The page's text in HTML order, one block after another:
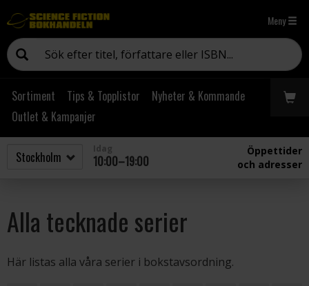
Meny
Sortiment Tips & Topplistor
Nyheter & Kommande
Outlet & Kampanjer
10:00–19:00
Öppettider
och adresser
Alla tecknade serier
Här listas alla våra serier i bokstavsordning.